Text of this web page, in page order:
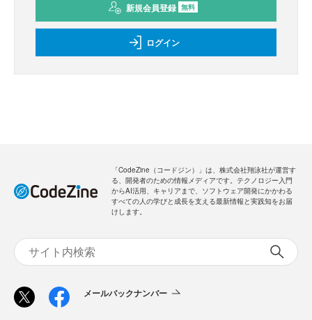
新規会員登録 無料
ログイン
「CodeZine（コードジン）」は、株式会社翔泳社が運営す
る、開発者のための情報メディアです。テクノロジー入門
からAI活用、キャリアまで、ソフトウェア開発にかかわる
すべての人の学びと成長を支える最新情報と実践知をお届
けします。
メールバックナンバー